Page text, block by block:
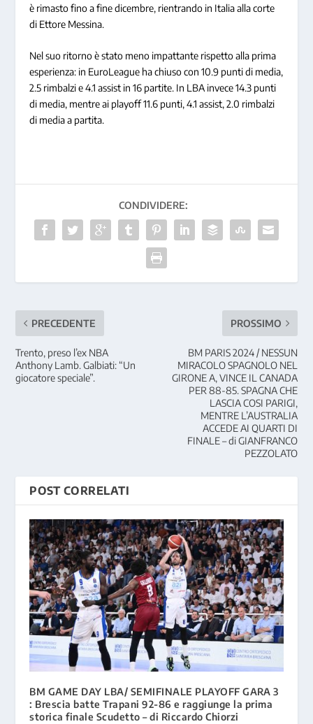
è rimasto fino a fine dicembre, rientrando in Italia alla corte
di Ettore Messina.
Nel suo ritorno è stato meno impattante rispetto alla prima
esperienza: in EuroLeague ha chiuso con 10.9 punti di media,
2.5 rimbalzi e 4.1 assist in 16 partite. In LBA invece 14.3 punti
di media, mentre ai playoff 11.6 punti, 4.1 assist, 2.0 rimbalzi
di media a partita.
CONDIVIDERE:
PRECEDENTE
Trento, preso l’ex NBA
Anthony Lamb. Galbiati: “Un
giocatore speciale”.
PROSSIMO
BM PARIS 2024 / NESSUN
MIRACOLO SPAGNOLO NEL
GIRONE A, VINCE IL CANADA
PER 88-85. SPAGNA CHE
LASCIA COSI PARIGI,
MENTRE L’AUSTRALIA
ACCEDE AI QUARTI DI
FINALE – di GIANFRANCO
PEZZOLATO
POST CORRELATI
BM GAME DAY LBA/ SEMIFINALE PLAYOFF GARA 3
: Brescia batte Trapani 92-86 e raggiunge la prima
storica finale Scudetto – di Riccardo Chiorzi